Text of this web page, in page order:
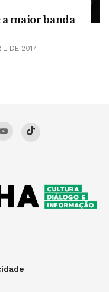
a maior banda
DE 2017